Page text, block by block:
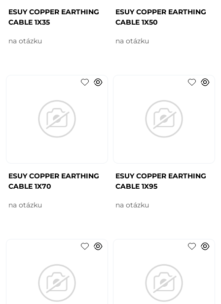
ESUY COPPER EARTHING
CABLE 1X35
na otázku
ESUY COPPER EARTHING
CABLE 1X50
na otázku
ESUY COPPER EARTHING
CABLE 1X70
na otázku
ESUY COPPER EARTHING
CABLE 1X95
na otázku